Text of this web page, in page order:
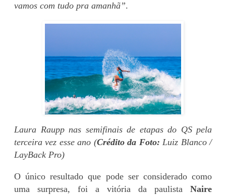
vamos com tudo pra amanhã”.
Laura Raupp nas semifinais de etapas do QS pela
terceira vez esse ano (Crédito da Foto:Luiz Blanco /
LayBack Pro)
O único resultado que pode ser considerado como
uma surpresa, foi a vitória da paulista Naire